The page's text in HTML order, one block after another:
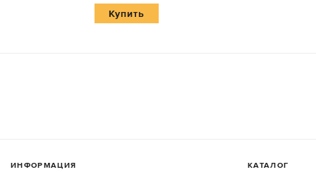
Купить
ИНФОРМАЦИЯ КАТАЛОГ